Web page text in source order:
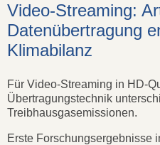
Video-Streaming:
Datenübertragung
Klimabilanz
Für Video-Streaming in HD-
Übertragungstechnik
Treibhausgasemissionen.
Erste Forschungsergebnisse